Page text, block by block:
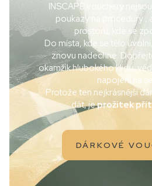
INSCAPE vouchery
poukazy na procedury ,
prostoru, kde se
Do místa, kde se tělo
znovu nadechne.
okamžik hlubokého klidu,
napojení na
Protože ten nejkrásnější
dát, jeprožitek
DÁRKOVÉ